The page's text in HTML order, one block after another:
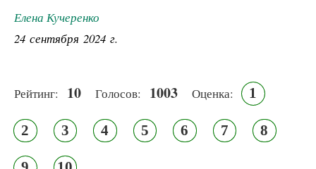
Елена Кучеренко
24 сентября 2024 г.
Рейтинг: 10 Голосов: 1003 Оценка: 1
2 3 4 5 6 7 8